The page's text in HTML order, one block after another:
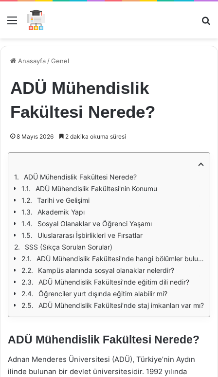
Menü
Anasayfa /Genel
ADÜ Mühendislik
Fakültesi Nerede?
8 Mayıs 2026 2 dakika okuma süresi
ADÜ Mühendislik Fakültesi Nerede?
ADÜ Mühendislik Fakültesi'nin Konumu
Tarihi ve Gelişimi
Akademik Yapı
Sosyal Olanaklar ve Öğrenci Yaşamı
Uluslararası İşbirlikleri ve Fırsatlar
SSS (Sıkça Sorulan Sorular)
ADÜ Mühendislik Fakültesi'nde hangi bölümler bulunmaktadır?
Kampüs alanında sosyal olanaklar nelerdir?
ADÜ Mühendislik Fakültesi'nde eğitim dili nedir?
Öğrenciler yurt dışında eğitim alabilir mi?
ADÜ Mühendislik Fakültesi'nde staj imkanları var mı?
ADÜ Mühendislik Fakültesi Nerede?
Adnan Menderes Üniversitesi (ADÜ), Türkiye’nin Aydın
ilinde bulunan bir devlet üniversitesidir. 1992 yılında